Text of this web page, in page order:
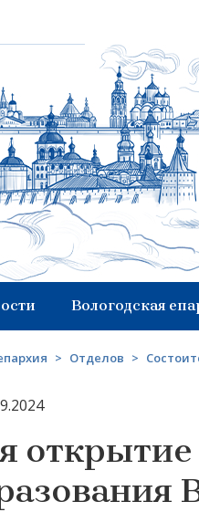
Вологодская
> Отделов >